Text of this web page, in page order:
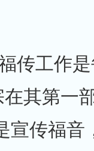
传工作
其第一
宣传福